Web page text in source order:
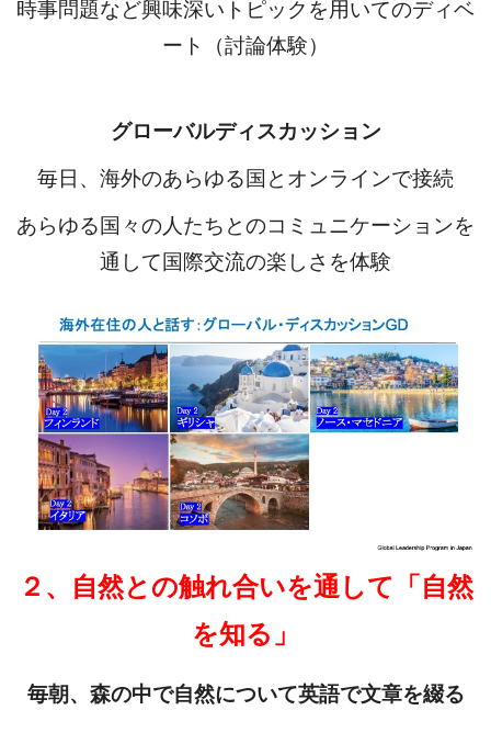
時事問題など興味深いトピックを用いてのディベ
ート（討論体験）
グローバルディスカッション
毎日、海外のあらゆる国とオンラインで接続
あらゆる国々の人たちとのコミュニケーションを
通して国際交流の楽しさを体験
２、自然との触れ合いを通して「自然
を知る」
毎朝、森の中で自然について英語で文章を綴る